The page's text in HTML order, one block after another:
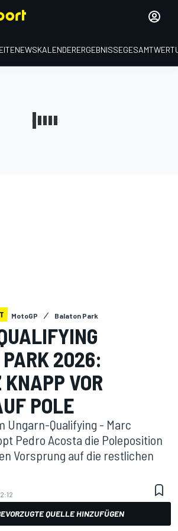
NEWSKALENDERERGEBNISSE
MotoGP Balaton Park
2026:
KNAPP VOR
POLE
Ungarn-Qualifying - Marc
Pedro Acosta die Poleposition
Vorsprung auf die restlichen
QUELLE HINZUFÜGEN